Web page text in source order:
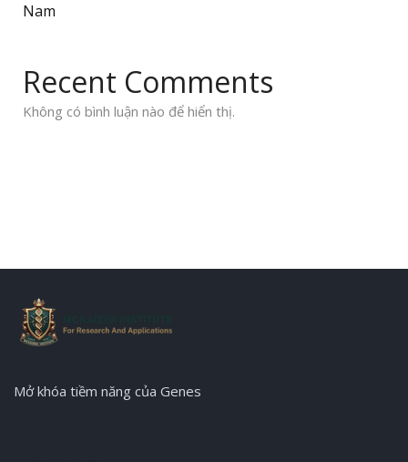
Nam
Recent Comments
Không có bình luận nào để hiển thị.
Mở khóa tiềm năng của Genes